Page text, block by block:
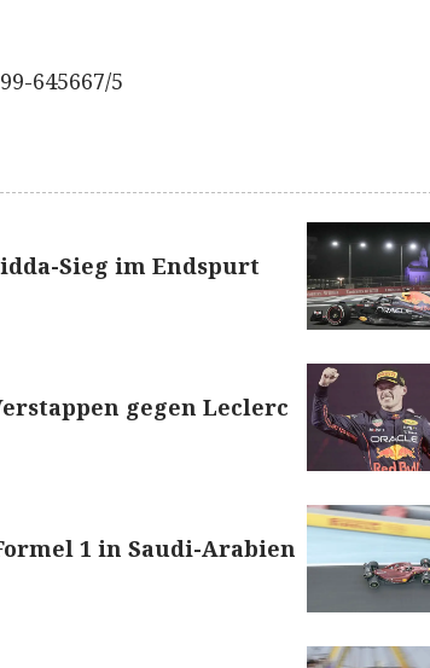
645667/5
Sieg im Endspurt
gegen Leclerc
1 in Saudi-Arabien